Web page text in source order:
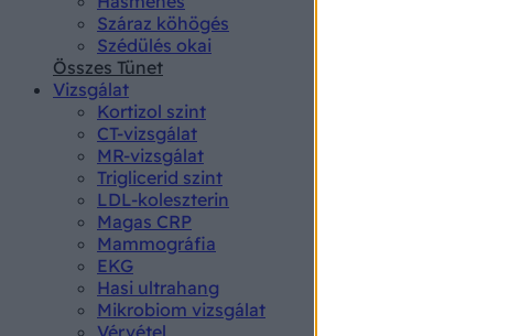
Száraz köhögés
Szédülés okai
Összes Tünet
Vizsgálat
Kortizol szint
CT-vizsgálat
MR-vizsgálat
Triglicerid szint
LDL-koleszterin
Magas CRP
Mammográfia
EKG
Hasi ultrahang
Mikrobiom vizsgálat